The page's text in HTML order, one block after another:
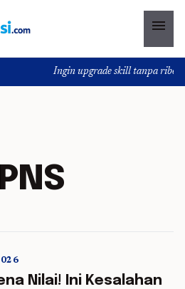
menu
Ingin upgrade skill tanpa ribet?
5 min read
Nilai! Ini Kesalahan